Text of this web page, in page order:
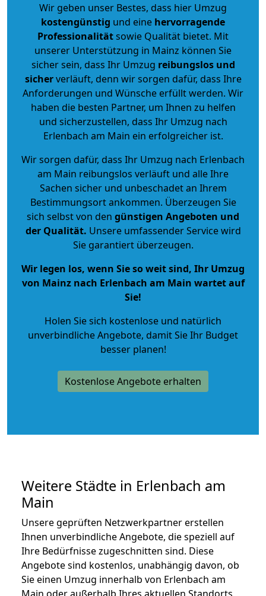
Wir geben unser Bestes, dass hier Umzug
kostengünstig und eine hervorragende
Professionalitätsowie Qualität bietet. Mit
unserer Unterstützung in Mainz können Sie
sicher sein, dass Ihr Umzug reibungslos und
sicherverläuft, denn wir sorgen dafür, dass Ihre
Anforderungen und Wünsche erfüllt werden. Wir
haben die besten Partner, um Ihnen zu helfen
und sicherzustellen, dass Ihr Umzug nach
Erlenbach am Main ein erfolgreicher ist.
Wir sorgen dafür, dass Ihr Umzug nach Erlenbach
am Main reibungslos verläuft und alle Ihre
Sachen sicher und unbeschadet an Ihrem
Bestimmungsort ankommen. Überzeugen Sie
sich selbst von den günstigen Angeboten und
der Qualität. Unsere umfassender Service wird
Sie garantiert überzeugen.
Wir legen los, wenn Sie so weit sind, Ihr Umzug
von Mainz nach Erlenbach am Main wartet auf
Sie!
Holen Sie sich kostenlose und natürlich
unverbindliche Angebote, damit Sie Ihr Budget
besser planen!
Kostenlose Angebote erhalten
Weitere Städte in Erlenbach am
Main
Unsere geprüften Netzwerkpartner erstellen
Ihnen unverbindliche Angebote, die speziell auf
Ihre Bedürfnisse zugeschnitten sind. Diese
Angebote sind kostenlos, unabhängig davon, ob
Sie einen Umzug innerhalb von Erlenbach am
Main oder außerhalb Ihres aktuellen Standorts